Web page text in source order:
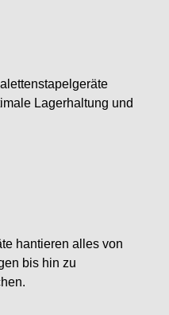
Lagerhaltung und
hantieren alles von
bis hin zu